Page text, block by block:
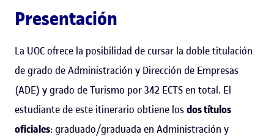
Presentación
La UOC ofrece la posibilidad de cursar la doble titulación
de grado de Administración y Dirección de Empresas
(ADE) y grado de Turismo por 342 ECTS en total. El
estudiante de este itinerario obtiene losdos títulos
oficiales: graduado/graduada en Administración y